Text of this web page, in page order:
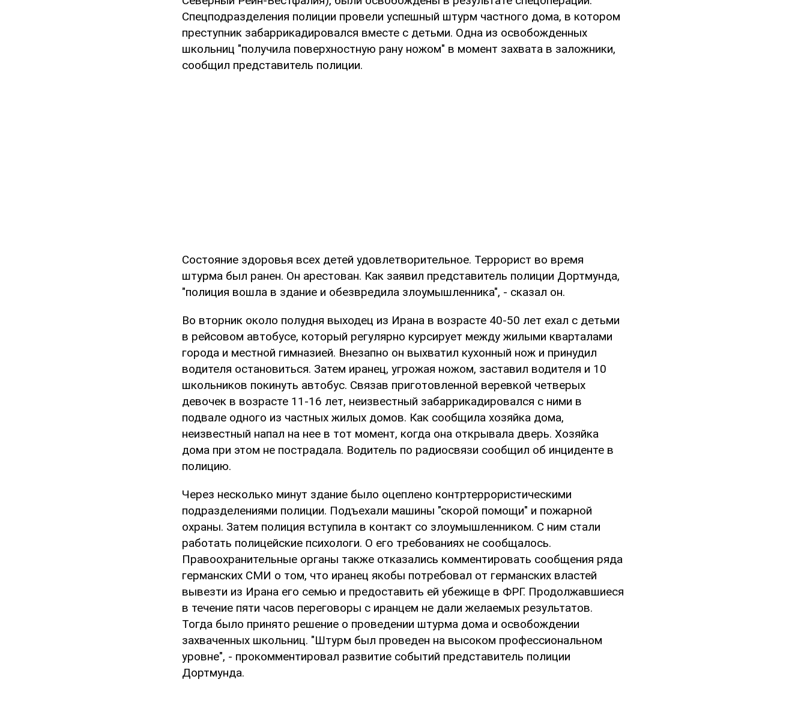
Спецподразделения полиции провели успешный штурм частного дома, в котором
преступник забаррикадировался вместе с детьми. Одна из освобожденных
школьниц "получила поверхностную рану ножом" в момент захвата в заложники,
сообщил представитель полиции.
Состояние здоровья всех детей удовлетворительное. Террорист во время
штурма был ранен. Он арестован. Как заявил представитель полиции Дортмунда,
"полиция вошла в здание и обезвредила злоумышленника", - сказал он.
Во вторник около полудня выходец из Ирана в возрасте 40-50 лет ехал с детьми
в рейсовом автобусе, который регулярно курсирует между жилыми кварталами
города и местной гимназией. Внезапно он выхватил кухонный нож и принудил
водителя остановиться. Затем иранец, угрожая ножом, заставил водителя и 10
школьников покинуть автобус. Связав приготовленной веревкой четверых
девочек в возрасте 11-16 лет, неизвестный забаррикадировался с ними в
подвале одного из частных жилых домов. Как сообщила хозяйка дома,
неизвестный напал на нее в тот момент, когда она открывала дверь. Хозяйка
дома при этом не пострадала. Водитель по радиосвязи сообщил об инциденте в
полицию.
Через несколько минут здание было оцеплено контртеррористическими
подразделениями полиции. Подъехали машины "скорой помощи" и пожарной
охраны. Затем полиция вступила в контакт со злоумышленником. С ним стали
работать полицейские психологи. О его требованиях не сообщалось.
Правоохранительные органы также отказались комментировать сообщения ряда
германских СМИ о том, что иранец якобы потребовал от германских властей
вывезти из Ирана его семью и предоставить ей убежище в ФРГ. Продолжавшиеся
в течение пяти часов переговоры с иранцем не дали желаемых результатов.
Тогда было принято решение о проведении штурма дома и освобождении
захваченных школьниц. "Штурм был проведен на высоком профессиональном
уровне", - прокомментировал развитие событий представитель полиции
Дортмунда.